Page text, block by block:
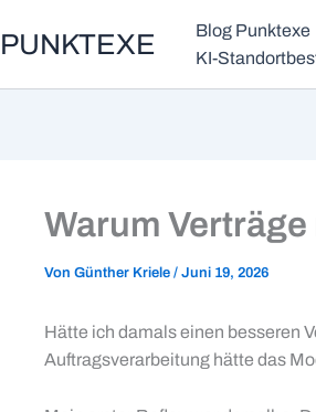
Inhalt
PUNKTEXE Blog Punktexe
KI-
Warum
Von Günther Kriele / Juni 19, 2026
Hätte ich damals einen besseren
Auftragsverarbeitung hätte das